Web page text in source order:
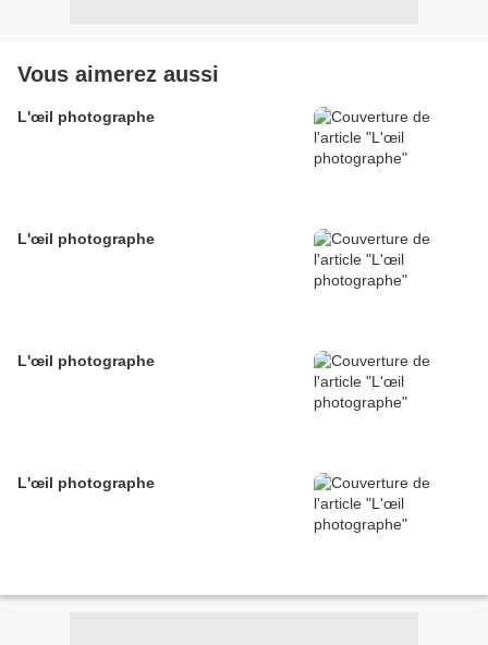
Vous aimerez aussi
L'œil photographe
L'œil photographe
L'œil photographe
L'œil photographe